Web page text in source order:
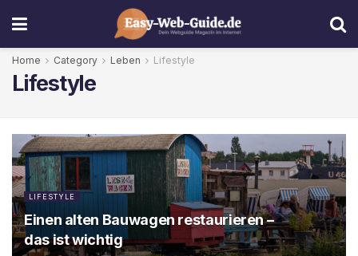
Home Category Leben Lifestyle
Lifestyle
LIFESTYLE
Einen alten Bauwagen restaurieren –
das ist wichtig